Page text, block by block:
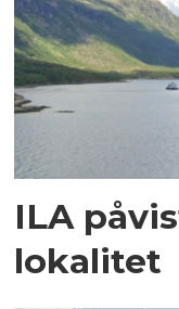
ILA
lokalitet